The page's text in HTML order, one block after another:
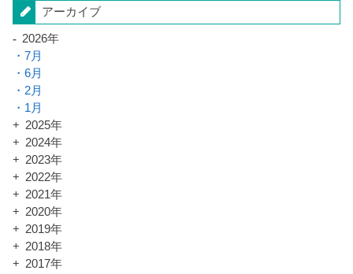
アーカイブ
2026年
7月
6月
2月
1月
2025年
2024年
2023年
2022年
2021年
2020年
2019年
2018年
2017年